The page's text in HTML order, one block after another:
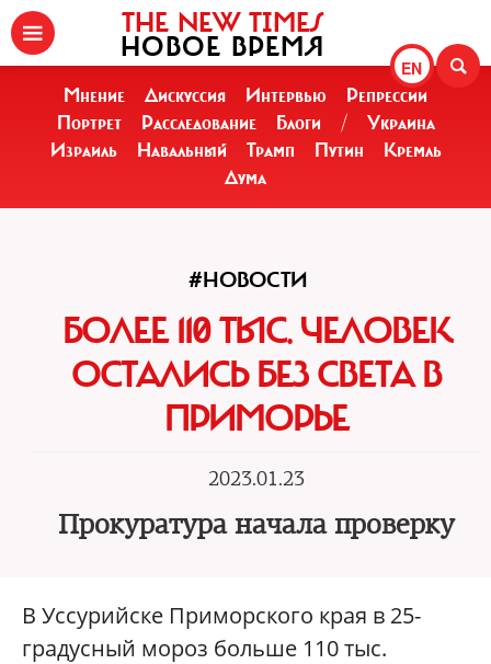
EN
THE NEW TIMES
НОВОЕ ВРЕМЯ
Мнение Дискуссия Интервью
Репрессии
Портрет
Расследование Блоги /
Украина
Израиль
Навальный Трамп Путин
Кремль
Дума
#НОВОСТИ
БОЛЕЕ 110 ТЫС. ЧЕЛОВЕК
ОСТАЛИСЬ БЕЗ СВЕТА В
ПРИМОРЬЕ
2023.01.23
Прокуратура начала проверку
В Уссурийске Приморского края в 25-
градусный мороз больше 110 тыс.